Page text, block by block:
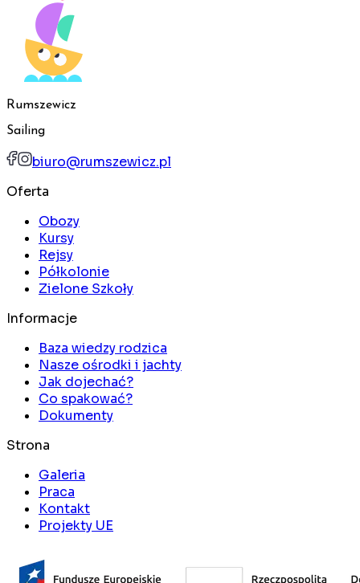
Rumszewicz
Sailing
biuro@rumszewicz.pl
Oferta
Obozy
Kursy
Rejsy
Półkolonie
Zielone Szkoły
Informacje
Baza wiedzy rodzica
Nasze ośrodki i jachty
Jak dojechać?
Co spakować?
Dokumenty
Strona
Galeria
Praca
Kontakt
Projekty UE